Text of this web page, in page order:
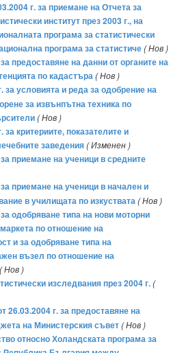
г. за приемане на Отчета за
институт през 2003 г., на
програма за статистически
програма за статистиче( Нов )
предоставяне на данни от органите на
по кадастъра( Нов )
условията и реда за одобрение на
за извънпътна техника по
( Нов )
критериите, показателите и
заведения( Изменен )
приемане на ученици в средните
приемане на ученици в начален и
в училищата по изкуствата( Нов )
одобряване типа на нови моторни
по отношение на
и за одобряване типа на
възел по отношение на
( Нов )
изследвания през 2004 г.(
г. за предоставяне на
на Министерския съвет( Нов )
относно Холандската програма за